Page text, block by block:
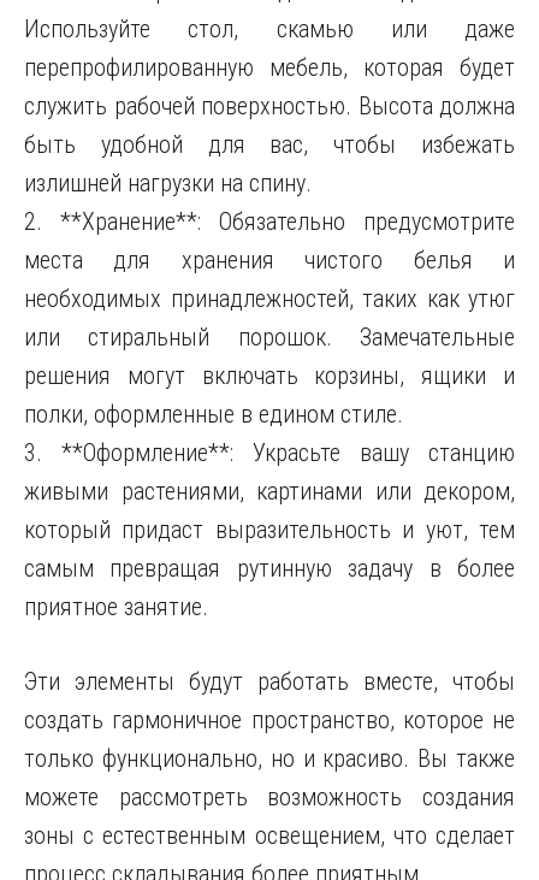
Используйте стол, скамью или даже
перепрофилированную мебель, которая будет
служить рабочей поверхностью. Высота должна
быть удобной для вас, чтобы избежать
излишней нагрузки на спину.
2. **Хранение**: Обязательно предусмотрите
места для хранения чистого белья и
необходимых принадлежностей, таких как утюг
или стиральный порошок. Замечательные
решения могут включать корзины, ящики и
полки, оформленные в едином стиле.
3. **Оформление**: Украсьте вашу станцию
живыми растениями, картинами или декором,
который придаст выразительность и уют, тем
самым превращая рутинную задачу в более
приятное занятие.
Эти элементы будут работать вместе, чтобы
создать гармоничное пространство, которое не
только функционально, но и красиво. Вы также
можете рассмотреть возможность создания
зоны с естественным освещением, что сделает
процесс складывания более приятным.